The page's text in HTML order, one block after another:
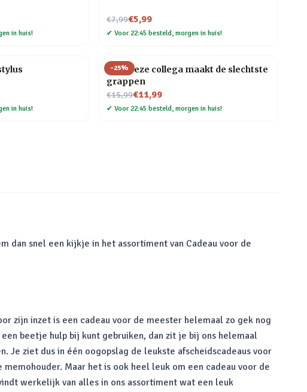
in huis!
€7,99
Nu voor€5,99
✔ Voor 22:45 besteld, morgen in huis!
in huis!
-25%
Mok Deze collega maakt de slechtste
grappen
€15,99
Nu voor€11,99
✔ Voor 22:45 besteld, morgen in huis!
dan snel een kijkje in het assortiment van Cadeau voor de
zijn inzet is een cadeau voor de meester helemaal zo gek nog
beetje hulp bij kunt gebruiken, dan zit je bij ons helemaal
ziet dus in één oogopslag de leukste afscheidscadeaus voor
memohouder. Maar het is ook heel leuk om een cadeau voor de
werkelijk van alles in ons assortiment wat een leuk